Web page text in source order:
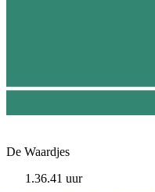
De Waardjes
1.36.41 uur